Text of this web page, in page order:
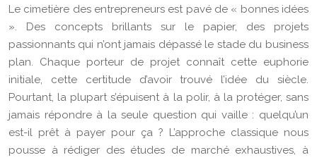
Le cimetière des entrepreneurs est pavé de « bonnes idées
». Des concepts brillants sur le papier, des projets
passionnants qui n’ont jamais dépassé le stade du business
plan. Chaque porteur de projet connaît cette euphorie
initiale, cette certitude d’avoir trouvé l’idée du siècle.
Pourtant, la plupart s’épuisent à la polir, à la protéger, sans
jamais répondre à la seule question qui vaille : quelqu’un
est-il prêt à payer pour ça ? L’approche classique nous
pousse à rédiger des études de marché exhaustives, à